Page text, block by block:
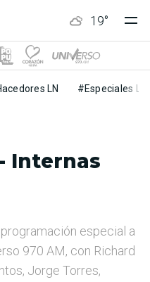
19°
LN #Especiales LN
Internas
especial a
970 AM, con Richard
Jorge Torres,